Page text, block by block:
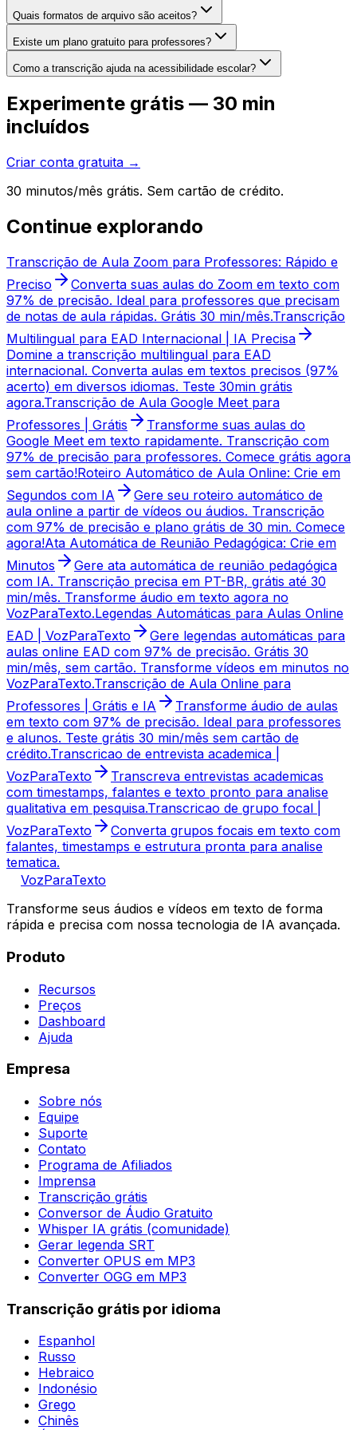
Quais formatos de arquivo são aceitos?
Existe um plano gratuito para professores?
Como a transcrição ajuda na acessibilidade escolar?
Experimente grátis — 30 min
incluídos
Criar conta gratuita →
30 minutos/mês grátis. Sem cartão de crédito.
Continue explorando
Transcrição de Aula Zoom para Professores: Rápido e
Preciso
Converta suas aulas do Zoom em texto com
97% de precisão. Ideal para professores que precisam
de notas de aula rápidas. Grátis 30 min/mês.Transcrição
Multilingual para EAD Internacional | IA Precisa
Domine a transcrição multilingual para EAD
internacional. Converta aulas em textos precisos (97%
acerto) em diversos idiomas. Teste 30min grátis
agora.Transcrição de Aula Google Meet para
Professores | Grátis
Transforme suas aulas do
Google Meet em texto rapidamente. Transcrição com
97% de precisão para professores. Comece grátis agora
sem cartão!Roteiro Automático de Aula Online: Crie em
Segundos com IA
Gere seu roteiro automático de
aula online a partir de vídeos ou áudios. Transcrição
com 97% de precisão e plano grátis de 30 min. Comece
agora!Ata Automática de Reunião Pedagógica: Crie em
Minutos
Gere ata automática de reunião pedagógica
com IA. Transcrição precisa em PT-BR, grátis até 30
min/mês. Transforme áudio em texto agora no
VozParaTexto.Legendas Automáticas para Aulas Online
EAD | VozParaTexto
Gere legendas automáticas para
aulas online EAD com 97% de precisão. Grátis 30
min/mês, sem cartão. Transforme vídeos em minutos no
VozParaTexto.Transcrição de Aula Online para
Professores | Grátis e IA
Transforme áudio de aulas
em texto com 97% de precisão. Ideal para professores
e alunos. Teste grátis 30 min/mês sem cartão de
crédito.Transcricao de entrevista academica |
VozParaTexto
Transcreva entrevistas academicas
com timestamps, falantes e texto pronto para analise
qualitativa em pesquisa.Transcricao de grupo focal |
VozParaTexto
Converta grupos focais em texto com
falantes, timestamps e estrutura pronta para analise
tematica.
VozParaTexto
Transforme seus áudios e vídeos em texto de forma
rápida e precisa com nossa tecnologia de IA avançada.
Produto
Recursos
Preços
Dashboard
Ajuda
Empresa
Sobre nós
Equipe
Suporte
Contato
Programa de Afiliados
Imprensa
Transcrição grátis
Conversor de Áudio Gratuito
Whisper IA grátis (comunidade)
Gerar legenda SRT
Converter OPUS em MP3
Converter OGG em MP3
Transcrição grátis por idioma
Espanhol
Russo
Hebraico
Indonésio
Grego
Chinês